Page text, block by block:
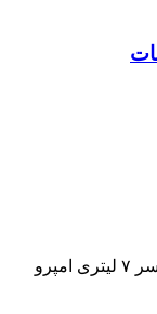
اولین کسی باشید که دیدگاهی می نویسد “میکسر ۷ لیتری امپرو